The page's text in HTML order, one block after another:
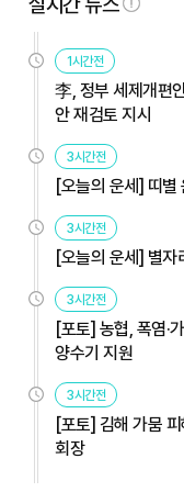
1시간전
李, 정부 세제개편
안 재검토 지시
3시간전
[오늘의 운세] 띠
3시간전
[오늘의 운세] 별
3시간전
[포토] 농협, 폭염·
양수기 지원
3시간전
[포토] 김해 가뭄
회장